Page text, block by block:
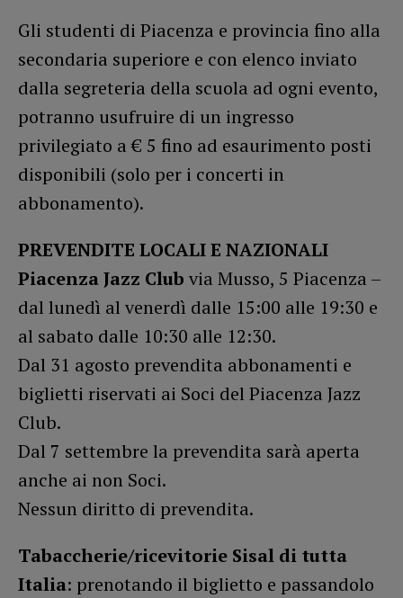
Gli studenti di Piacenza e provincia fino alla
secondaria superiore e con elenco inviato
dalla segreteria della scuola ad ogni evento,
potranno usufruire di un ingresso
privilegiato a € 5 fino ad esaurimento posti
disponibili (solo per i concerti in
abbonamento).
PREVENDITE LOCALI E NAZIONALI
Piacenza Jazz Club via Musso, 5 Piacenza –
dal lunedì al venerdì dalle 15:00 alle 19:30 e
al sabato dalle 10:30 alle 12:30.
Dal 31 agosto prevendita abbonamenti e
biglietti riservati ai Soci del Piacenza Jazz
Club.
Dal 7 settembre la prevendita sarà aperta
anche ai non Soci.
Nessun diritto di prevendita.
Tabaccherie/ricevitorie Sisal di tutta
Italia: prenotando il biglietto e passandolo